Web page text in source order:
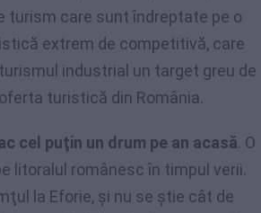
turism care sunt îndreptate pe o
extrem de competitivă, care
industrial un target greu de
turistică din România.
cel puţin un drum pe an acasă. O
litoralul românesc în timpul verii.
la Eforie, şi nu se ştie cât de